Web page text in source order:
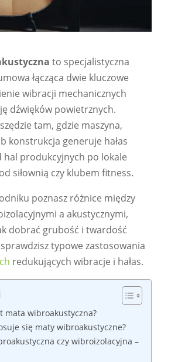
to specjalistyczna
łącząca dwie kluczowe
wibracji mechanicznych
dźwięków powietrznych.
tam, gdzie maszyna,
konstrukcja generuje hałas
hal produkcyjnych po lokale
siłownią czy klubem fitness.
poznasz różnice między
a akustycznymi,
dobrać grubość i twardość
typowe zastosowania
redukujących wibracje i hałas.
mata wibroakustyczna?
się maty wibroakustyczne?
czy wibroizolacyjna –